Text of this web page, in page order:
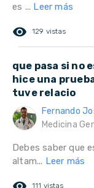
es ... Leer más
remove_red_eye 129 vistas
que pasa si no
hice una
tuve relacio
Fernando
Medicina
Debes saber que
altam... Leer más
111 vistas